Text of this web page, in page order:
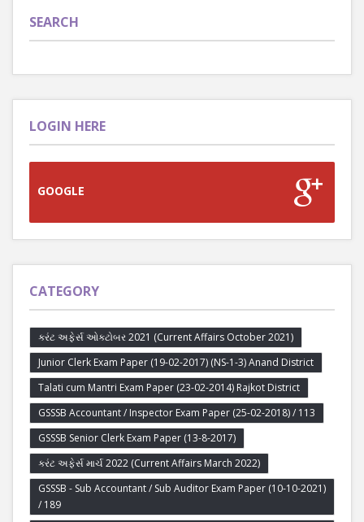
SEARCH
LOGIN HERE
GOOGLE
CATEGORY
કરંટ અફેર્સ ઓક્ટોબર 2021 (Current Affairs October 2021)
Junior Clerk Exam Paper (19-02-2017) (NS-1-3) Anand District
Talati cum Mantri Exam Paper (23-02-2014) Rajkot District
GSSSB Accountant / Inspector Exam Paper (25-02-2018) / 113
GSSSB Senior Clerk Exam Paper (13-8-2017)
કરંટ અફેર્સ માર્ચ 2022 (Current Affairs March 2022)
GSSSB - Sub Accountant / Sub Auditor Exam Paper (10-10-2021)
/ 189